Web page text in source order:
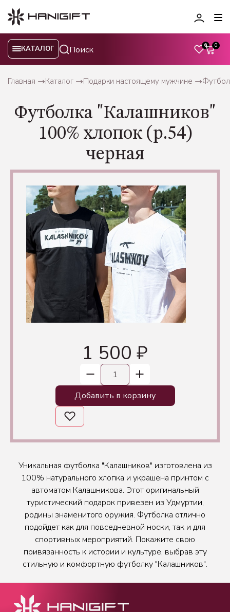
КАТАЛОГ 0 0
Главная Каталог Подарки настоящему мужчине
Футболка "Калашников"
100% хлопок (р.54)
черная
1 500 ₽
Добавить в корзину
Уникальная футболка "Калашников" изготовлена из
100% натурального хлопка и украшена принтом с
автоматом Калашникова. Этот оригинальный
туристический подарок привезен из Удмуртии,
родины знаменитого оружия. Футболка отлично
подойдет как для повседневной носки, так и для
спортивных мероприятий. Покажите свою
привязанность к истории и культуре, выбрав эту
стильную и комфортную футболку "Калашников".